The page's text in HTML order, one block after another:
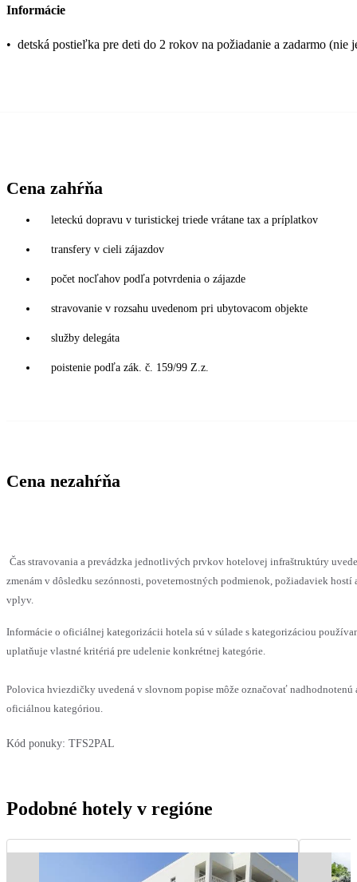
Informácie
• detská postieľka pre deti do 2 rokov na požiadanie a zadarmo (nie
Cena zahŕňa
leteckú dopravu v turistickej triede vrátane tax a príplatkov
transfery v cieli zájazdov
počet nocľahov podľa potvrdenia o zájazde
stravovanie v rozsahu uvedenom pri ubytovacom objekte
služby delegáta
poistenie podľa zák. č. 159/99 Z.z.
Cena nezahŕňa
Čas stravovania a prevádzka jednotlivých prvkov hotelovej infraštruktúry
zmenám v dôsledku sezónnosti, poveternostných podmienok, požiadaviek
vplyv.
Informácie o oficiálnej kategorizácii hotela sú v súlade s kategorizáciou
uplatňuje vlastné kritériá pre udelenie konkrétnej kategórie.
Polovica hviezdičky uvedená v slovnom popise môže označovať
oficiálnou kategóriou.
Kód ponuky: TFS2PAL
Podobné hotely v regióne